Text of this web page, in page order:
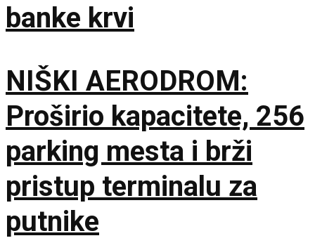
banke krvi
NIŠKI AERODROM:
Proširio kapacitete, 256
parking mesta i brži
pristup terminalu za
putnike